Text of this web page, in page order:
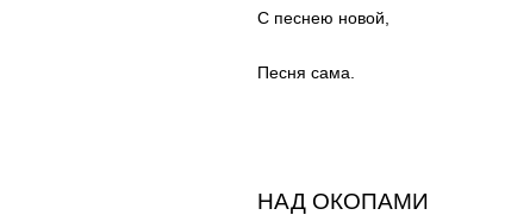
С песнею новой,
Песня сама.
НАД ОКОПАМИ